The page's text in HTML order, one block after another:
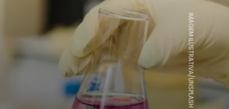
IMAGEM ILUSTRATIVA/UNSPLASH